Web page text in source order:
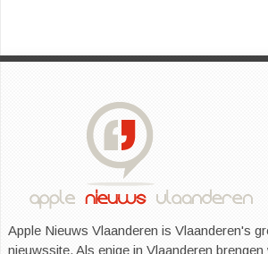
Apple Nieuws Vlaanderen is Vlaanderen's
nieuwssite. Als enige in Vlaanderen brengen